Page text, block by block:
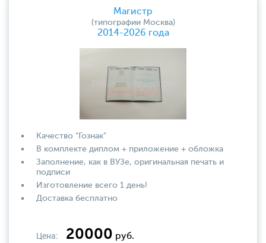
Магистр
(типографии Москва)
2014-2026 года
Качество "Гознак"
В комплекте диплом + приложение + обложка
Заполнение, как в ВУЗе, оригинальная печать и
подписи
Изготовление всего 1 день!
Доставка бесплатно
Цена: 20000 руб.